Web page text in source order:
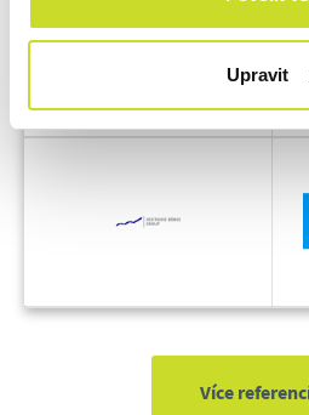
Upravit
Více